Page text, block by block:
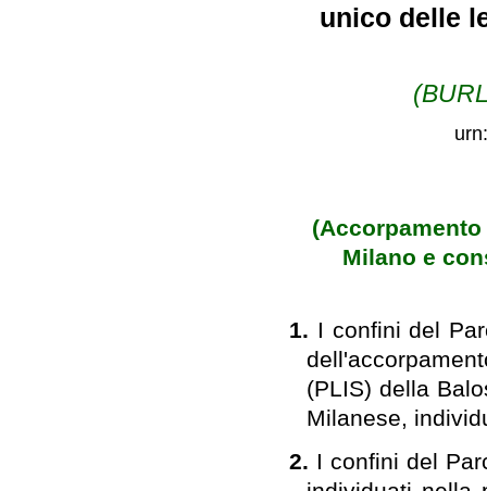
unico delle
Milano e
1. I confini del
(PLIS) della
Milanese,
2. I confini del